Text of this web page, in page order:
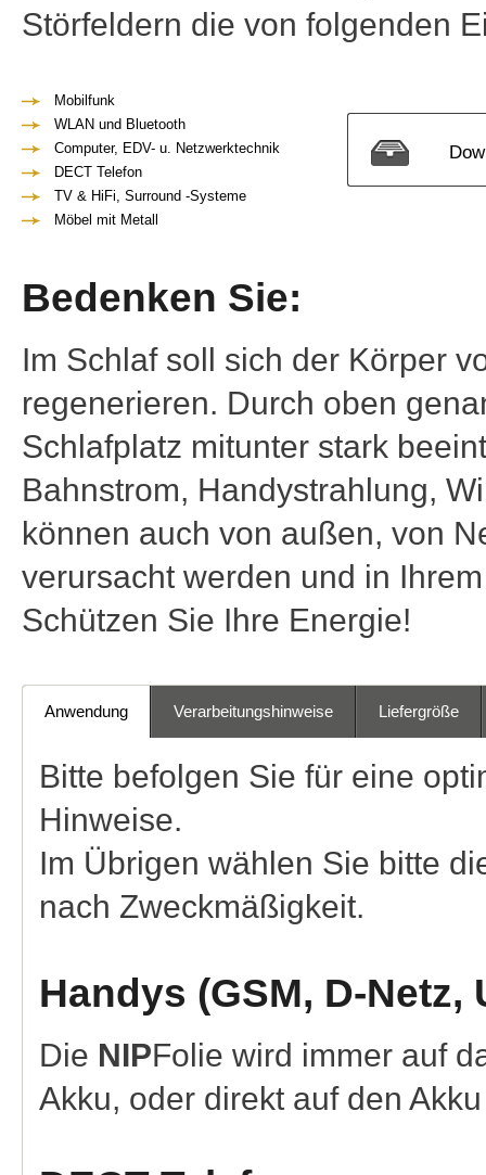
Störfeldern die von folgenden
Mobilfunk
WLAN und Bluetooth
Computer, EDV- u. Netzwerktechnik
DECT Telefon
TV & HiFi, Surround -Systeme
Möbel mit Metall
Bedenken Sie:
Im Schlaf soll sich der Körper
regenerieren. Durch oben
Schlafplatz mitunter stark
Bahnstrom, Handystrahlung,
können auch von außen, von
verursacht werden und in
Schützen Sie Ihre Energie!
Anwendung Verarbeitungshinweise Liefergröße
Bitte befolgen Sie für eine
Hinweise.
Im Übrigen wählen Sie bitte
nach Zweckmäßigkeit.
Handys (GSM, D-Netz,
Die NIPFolie wird immer auf
Akku, oder direkt auf den